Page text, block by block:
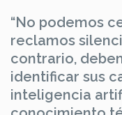
“No podemos
reclamos
contrario,
identificar sus
inteligencia